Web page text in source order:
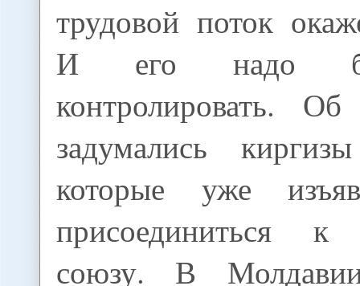
трудовой поток
И его надо
контролировать.
задумались
которые уже
присоединиться к
союзу. В